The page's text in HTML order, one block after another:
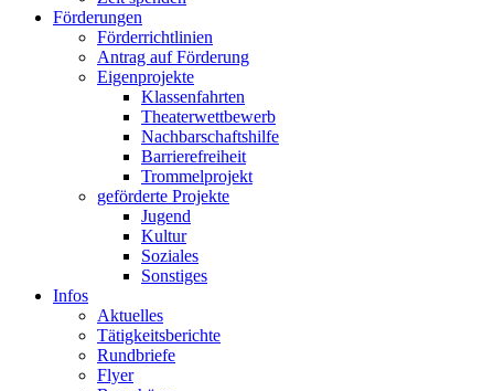
Förderungen
Förderrichtlinien
Antrag auf Förderung
Eigenprojekte
Klassenfahrten
Theaterwettbewerb
Nachbarschaftshilfe
Barrierefreiheit
Trommelprojekt
geförderte Projekte
Jugend
Kultur
Soziales
Sonstiges
Infos
Aktuelles
Tätigkeitsberichte
Rundbriefe
Flyer